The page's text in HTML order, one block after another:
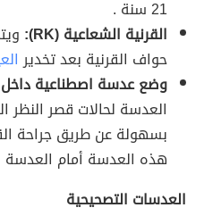
21 سنة .
القرنية الشعاعية (RK):
حواف القرنية بعد تخدير
وضع عدسة اصطناعية داخل
العدسة لحالات قصر النظر
بسهولة عن طريق جراحة
هذه العدسة أمام العدسة
العدسات التصحيحية